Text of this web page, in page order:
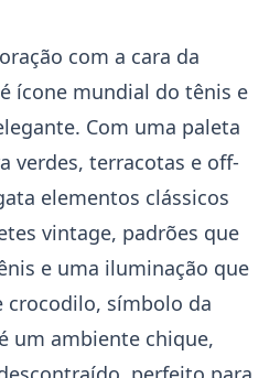
com a cara da
ícone mundial do tênis e
Com uma paleta
verdes, terracotas e off-
elementos clássicos
vintage, padrões que
e uma iluminação que
crocodilo, símbolo da
um ambiente chique,